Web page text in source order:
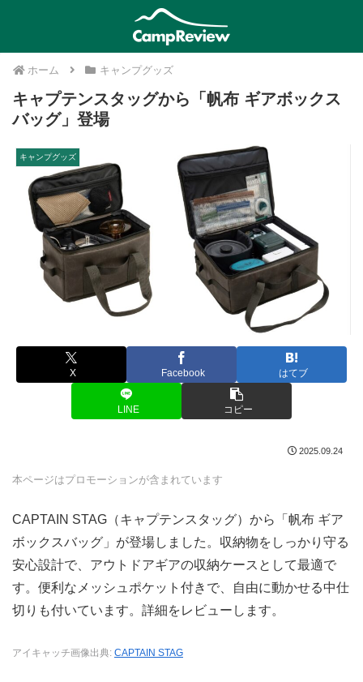
ホーム キャンプグッズ
キャプテンスタッグから「帆布 ギアボックス
バッグ」登場
キャンプグッズ
X Facebook はてブ
LINE コピー
2025.09.24
本ページはプロモーションが含まれています
CAPTAIN STAG（キャプテンスタッグ）から「帆布 ギア
ボックスバッグ」が登場しました。収納物をしっかり守る
安心設計で、アウトドアギアの収納ケースとして最適で
す。便利なメッシュポケット付きで、自由に動かせる中仕
切りも付いています。詳細をレビューします。
アイキャッチ画像出典: CAPTAIN STAG